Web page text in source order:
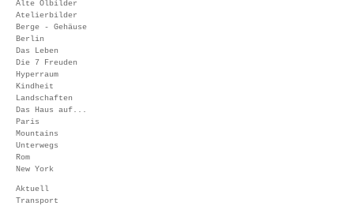
Alte Ölbilder
Atelierbilder
Berge - Gehäuse
Berlin
Das Leben
Die 7 Freuden
Hyperraum
Kindheit
Landschaften
Das Haus auf...
Paris
Mountains
Unterwegs
Rom
New York
Aktuell
Transport